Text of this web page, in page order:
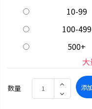
10-99
100-499
500+
大
数量 添